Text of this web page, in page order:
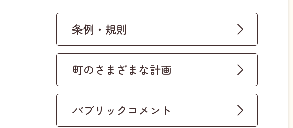
条例・規則
町のさまざまな計画
パブリックコメント